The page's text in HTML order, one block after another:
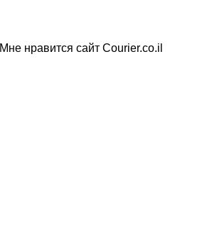
Мне нравится сайт Courier.co.il